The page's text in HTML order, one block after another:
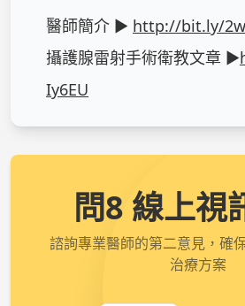
醫師簡介 ► http://bit.ly/
攝護腺雷射手術衛教文章 ►
Iy6EU
問8 線上視
諮詢專業醫師的第二意見，確
治療方案